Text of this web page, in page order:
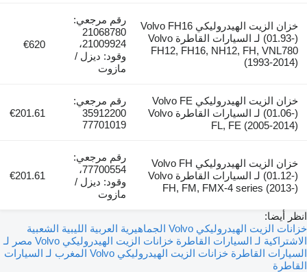
خزان الزيت الهيدروليكي Volvo FH16
(01.93-) لـ السيارات القاطرة Volvo
FH12, FH16, NH12, FH, VNL780
(1993-2014)
رقم مرجعي:
21068780
21009924،
وقود: ديزل /
مازوت
€620
خزان الزيت الهيدروليكي Volvo FE
(01.06-) لـ السيارات القاطرة Volvo
FL, FE (2005-2014)
رقم مرجعي:
35912200
77701019
€201.61
خزان الزيت الهيدروليكي Volvo FH
(01.12-) لـ السيارات القاطرة Volvo
FH, FM, FMX-4 series (2013-)
رقم مرجعي:
77700554،
وقود: ديزل /
مازوت
€201.61
انظر أيضا:
خزانات الزيت الهيدروليكي Volvo الجماهيرية العربية الليبية الشعبية
الاشتراكية لـ السيارات القاطرة
خزانات الزيت الهيدروليكي Volvo مصر لـ
السيارات القاطرة
خزانات الزيت الهيدروليكي Volvo المغرب لـ السيارات
القاطرة